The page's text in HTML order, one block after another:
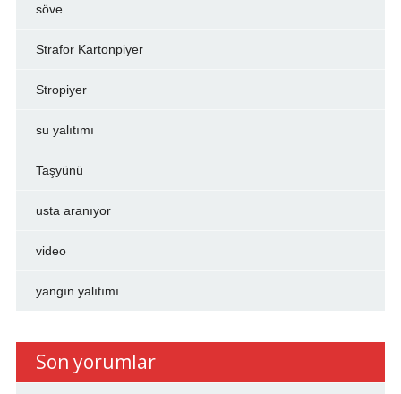
söve
Strafor Kartonpiyer
Stropiyer
su yalıtımı
Taşyünü
usta aranıyor
video
yangın yalıtımı
Son yorumlar